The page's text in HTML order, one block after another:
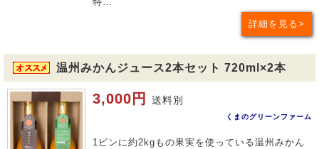
詳細を見る
温州みかんジュース2本セット 720ml×2本
3,000円 送料別
くまのグリーンファーム
1ビンに約2kgもの果実を使っている温州みかん